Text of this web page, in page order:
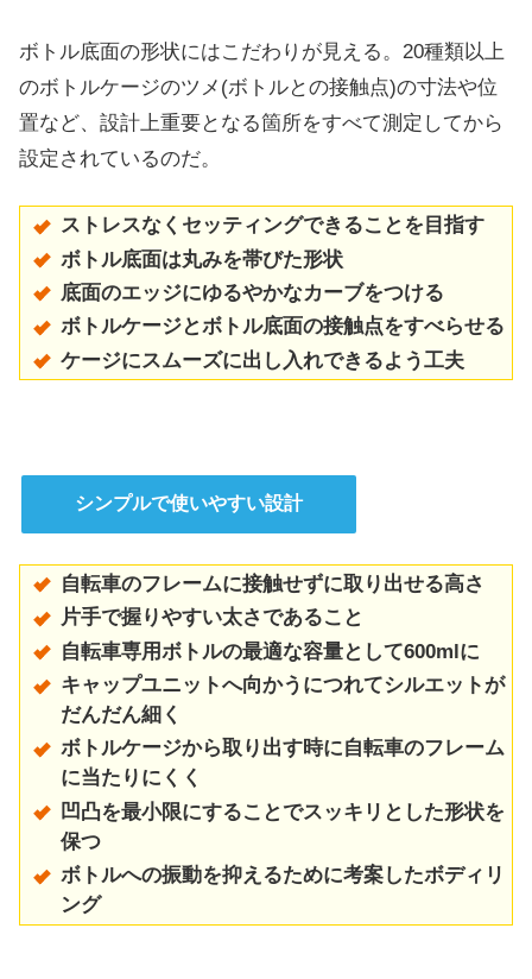
ボトル底面の形状にはこだわりが見える。20種類以上
のボトルケージのツメ(ボトルとの接触点)の寸法や位
置など、設計上重要となる箇所をすべて測定してから
設定されているのだ。
ストレスなくセッティングできることを目指す
ボトル底面は丸みを帯びた形状
底面のエッジにゆるやかなカーブをつける
ボトルケージとボトル底面の接触点をすべらせる
ケージにスムーズに出し入れできるよう工夫
シンプルで使いやすい設計
自転車のフレームに接触せずに取り出せる高さ
片手で握りやすい太さであること
自転車専用ボトルの最適な容量として600mlに
キャップユニットへ向かうにつれてシルエットが
だんだん細く
ボトルケージから取り出す時に自転車のフレーム
に当たりにくく
凹凸を最小限にすることでスッキリとした形状を
保つ
ボトルへの振動を抑えるために考案したボディリ
ング